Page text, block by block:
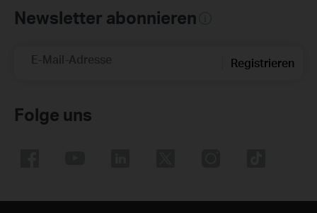
Newsletter abonnieren
E-Mail-Adresse Registrieren
Folge uns